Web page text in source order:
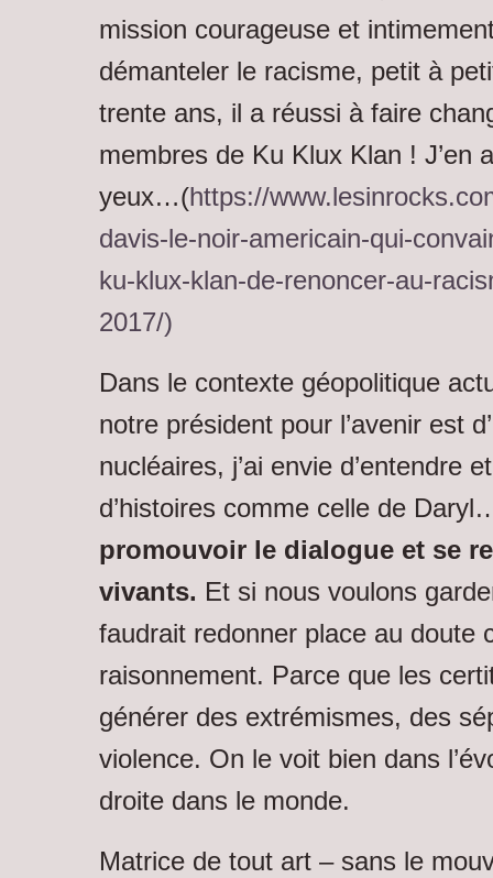
mission courageuse et
démanteler le racisme, petit à
trente ans, il a réussi à faire
membres de Ku Klux Klan ! J’en
yeux…(https://
davis-le-noir-americain-qui-
ku-klux-klan-de-renoncer-au-
2017/)
Dans le contexte géopolitique
notre président pour l’avenir est
nucléaires, j’ai envie d’entendre
d’histoires comme celle de
promouvoir le dialogue et se
vivants. Et si nous voulons
faudrait redonner place au doute
raisonnement. Parce que les
générer des extrémismes, des
violence. On le voit bien dans
droite dans le monde.
Matrice de tout art – sans le